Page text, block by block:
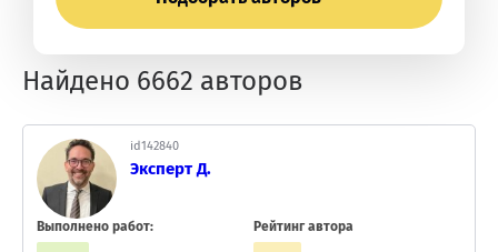
Найдено 6662 авторов
Эксперт Д.
id142840
Выполнено работ: Рейтинг автора